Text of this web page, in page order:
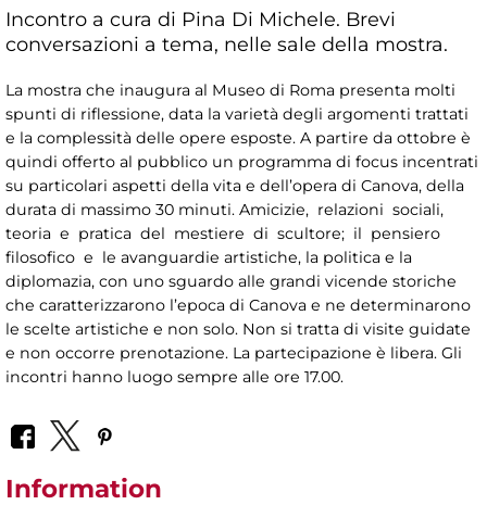
Incontro a cura di Pina Di Michele. Brevi
conversazioni a tema, nelle sale della mostra.
La mostra che inaugura al Museo di Roma presenta molti
spunti di riflessione, data la varietà degli argomenti trattati
e la complessità delle opere esposte. A partire da ottobre è
quindi offerto al pubblico un programma di focus incentrati
su particolari aspetti della vita e dell’opera di Canova, della
durata di massimo 30 minuti. Amicizie, relazioni sociali,
teoria e pratica del mestiere di scultore; il pensiero
filosofico e le avanguardie artistiche, la politica e la
diplomazia, con uno sguardo alle grandi vicende storiche
che caratterizzarono l’epoca di Canova e ne determinarono
le scelte artistiche e non solo. Non si tratta di visite guidate
e non occorre prenotazione. La partecipazione è libera. Gli
incontri hanno luogo sempre alle ore 17.00.
Information